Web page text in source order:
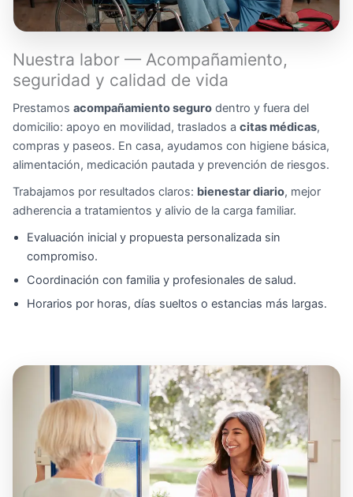
Nuestra labor — Acompañamiento,
seguridad y calidad de vida
Prestamos acompañamiento seguro dentro y fuera del
domicilio: apoyo en movilidad, traslados a citas médicas,
compras y paseos. En casa, ayudamos con higiene básica,
alimentación, medicación pautada y prevención de riesgos.
Trabajamos por resultados claros: bienestar diario, mejor
adherencia a tratamientos y alivio de la carga familiar.
Evaluación inicial y propuesta personalizada sin
compromiso.
Coordinación con familia y profesionales de salud.
Horarios por horas, días sueltos o estancias más largas.